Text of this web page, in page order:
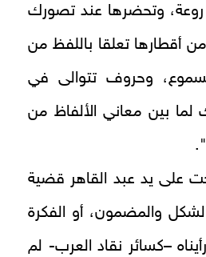
روعة، وتحضرها عند تصورك
أقطارها تعلقا باللفظ من
وحروف تتوالى في
بين معاني الألفاظ من
على يد عبد القاهر قضية
والمضمون، أو الفكرة
–كسائر نقاد العرب- لم